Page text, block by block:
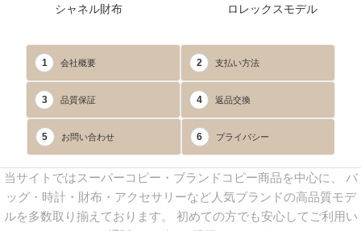
シャネル財布 ロレックスモデル
1 会社概要 2 支払い方法
3 品質保証 4 返品交換
5 お問い合わせ 6 プライバシー
当サイトではスーパーコピー・ブランドコピー商品を中心に、 バ
ッグ・時計・財布・アクセサリーなど人気ブランドの高品質モデ
ルを多数取り揃えております。 初めての方でも安心してご利用い